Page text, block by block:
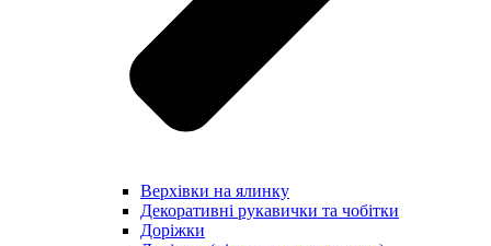
Верхівки на ялинку
Декоративні рукавички та чобітки
Доріжки